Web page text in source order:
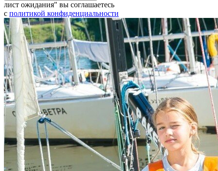
лист ожидания" вы соглашаетесь
с политикой конфиденциальности